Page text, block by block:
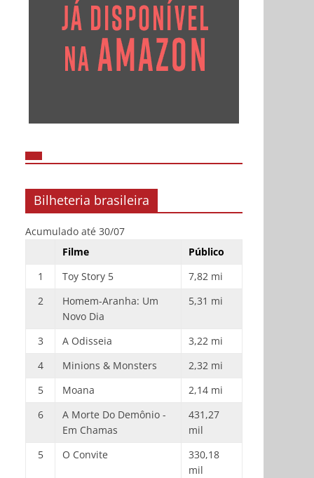
Bilheteria brasileira
Acumulado até 30/07
Filme
Público
1
Toy Story 5
7,82 mi
2
Homem-Aranha: Um
Novo Dia
5,31 mi
3 A Odisseia
3,22 mi
4
Minions & Monsters
2,32 mi
5
Moana
2,14 mi
6
A Morte Do Demônio -
Em Chamas
431,27
mil
5
O Convite
330,18
mil